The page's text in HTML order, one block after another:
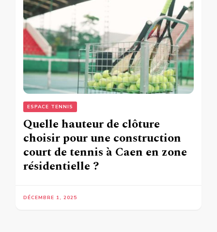
ESPACE TENNIS
Quelle hauteur de clôture
choisir pour une construction
court de tennis à Caen en zone
résidentielle ?
DÉCEMBRE 1, 2025